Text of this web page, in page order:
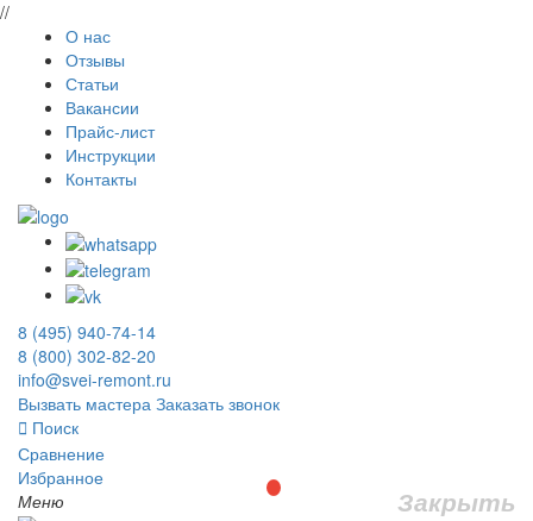
//
О нас
Отзывы
Статьи
Вакансии
Прайс-лист
Инструкции
Контакты
8 (495) 940-74-14
8 (800) 302-82-20
info@svei-remont.ru
Вызвать мастера Заказать звонок
Поиск
Сравнение
Избранное
Меню
Закрыть